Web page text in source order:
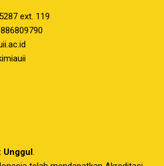
ext. 119
Unggul.